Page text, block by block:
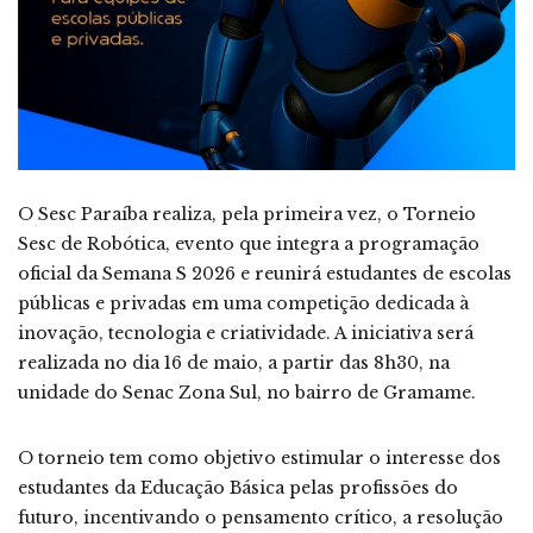
O Sesc Paraíba realiza, pela primeira vez, o Torneio
Sesc de Robótica, evento que integra a programação
oficial da Semana S 2026 e reunirá estudantes de escolas
públicas e privadas em uma competição dedicada à
inovação, tecnologia e criatividade. A iniciativa será
realizada no dia 16 de maio, a partir das 8h30, na
unidade do Senac Zona Sul, no bairro de Gramame.
O torneio tem como objetivo estimular o interesse dos
estudantes da Educação Básica pelas profissões do
futuro, incentivando o pensamento crítico, a resolução